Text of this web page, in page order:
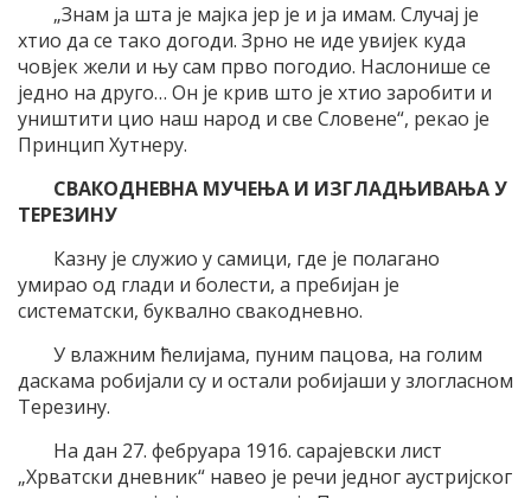
„Знам ја шта је мајка јер је и ја имам. Случај је
хтио да се тако догоди. Зрно не иде увијек куда
човјек жели и њу сам прво погодио. Наслонише се
једно на друго… Он је крив што је хтио заробити и
уништити цио наш народ и све Словене“, рекао је
Принцип Хутнеру.
СВАКОДНЕВНА МУЧЕЊА И ИЗГЛАДЊИВАЊА У
ТЕРЕЗИНУ
Казну је служио у самици, где је полагано
умирао од глади и болести, а пребијан је
систематски, буквално свакодневно.
У влажним ћелијама, пуним пацова, на голим
даскама робијали су и остали робијаши у злогласном
Терезину.
На дан 27. фебруара 1916. сарајевски лист
„Хрватски дневник“ навео је речи једног аустријског